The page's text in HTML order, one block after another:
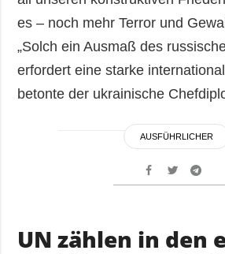
es – noch mehr Terror und
„Solch ein Ausmaß des
erfordert eine starke
betonte der ukrainische
AUSFÜHRLICHER
UN zählen in den